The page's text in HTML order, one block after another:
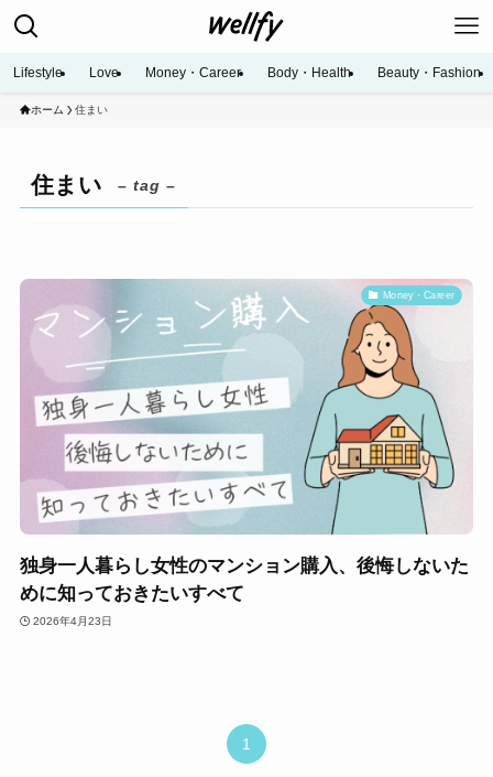
Lifestyle Love Money・Career Body・Health Beauty・Fashion
ホーム 住まい
住まい – tag –
Money・Career
独身一人暮らし女性のマンション購入、後悔しないた
めに知っておきたいすべて
2026年4月23日
1